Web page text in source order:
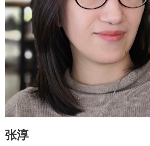
《现实三重奏：论“我的诗篇”》
《“社会生活噪音”的诞生》
《邱园余辉》
《明媚的抗拆：《李可乐抗拆记》读后》
《密不透风的甄嬛》
《没有希望的子弹》
《“伦敦时间”》
《历史的寄生：开王殿的故事》
《高楼里的“贫民窟”》
《城市利益下的“异地高考”》
《城市结构中的“个人悲伤”》
张淳